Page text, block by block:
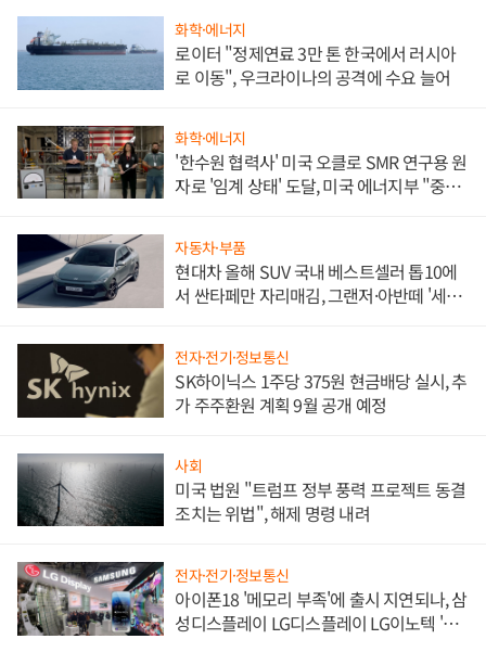
화학·에너지
로이터 "정제연료 3만 톤 한국에서 러시아
로 이동", 우크라이나의 공격에 수요 늘어
화학·에너지
'한수원 협력사' 미국 오클로 SMR 연구용 원
자로 '임계 상태' 도달, 미국 에너지부 "중요
자동차·부품
현대차 올해 SUV 국내 베스트셀러 톱10에
서 싼타페만 자리매김, 그랜저·아반떼 '세단
전자·전기·정보통신
SK하이닉스 1주당 375원 현금배당 실시, 추
가 주주환원 계획 9월 공개 예정
사회
미국 법원 "트럼프 정부 풍력 프로젝트 동결
조치는 위법", 해제 명령 내려
전자·전기·정보통신
아이폰18 '메모리 부족'에 출시 지연되나, 삼
성디스플레이 LG디스플레이 LG이노텍 '탈